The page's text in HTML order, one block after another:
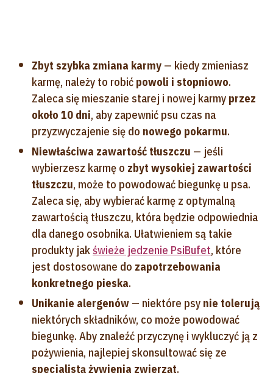
Zbyt szybka zmiana karmy — kiedy zmieniasz
karmę, należy to robić powoli i stopniowo.
Zaleca się mieszanie starej i nowej karmy przez
około 10 dni, aby zapewnić psu czas na
przyzwyczajenie się do nowego pokarmu.
Niewłaściwa zawartość tłuszczu — jeśli
wybierzesz karmę o zbyt wysokiej zawartości
tłuszczu, może to powodować biegunkę u psa.
Zaleca się, aby wybierać karmę z optymalną
zawartością tłuszczu, która będzie odpowiednia
dla danego osobnika. Ułatwieniem są takie
produkty jakświeże jedzenie PsiBufet, które
jest dostosowane do zapotrzebowania
konkretnego pieska.
Unikanie alergenów — niektóre psy nie tolerują
niektórych składników, co może powodować
biegunkę. Aby znaleźć przyczynę i wykluczyć ją z
pożywienia, najlepiej skonsultować się ze
specjalistą żywienia zwierząt.